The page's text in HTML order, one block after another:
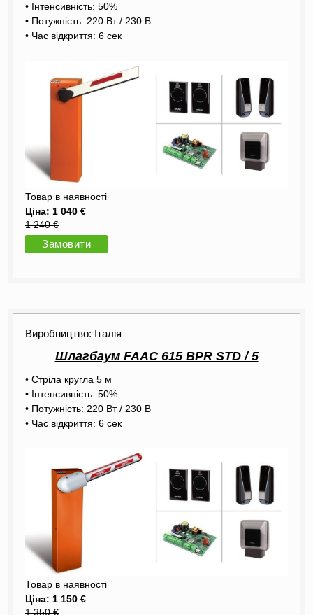
• Інтенсивність: 50%
• Потужність: 220 Вт / 230 В
• Час відкриття: 6 сек
Товар в наявності
Ціна: 1 040 €
1 240 €
Замовити
Виробництво: Італія
Шлагбаум FAAC 615 BPR STD / 5
• Стріла кругла 5 м
• Інтенсивність: 50%
• Потужність: 220 Вт / 230 В
• Час відкриття: 6 сек
Товар в наявності
Ціна: 1 150 €
1 350 €